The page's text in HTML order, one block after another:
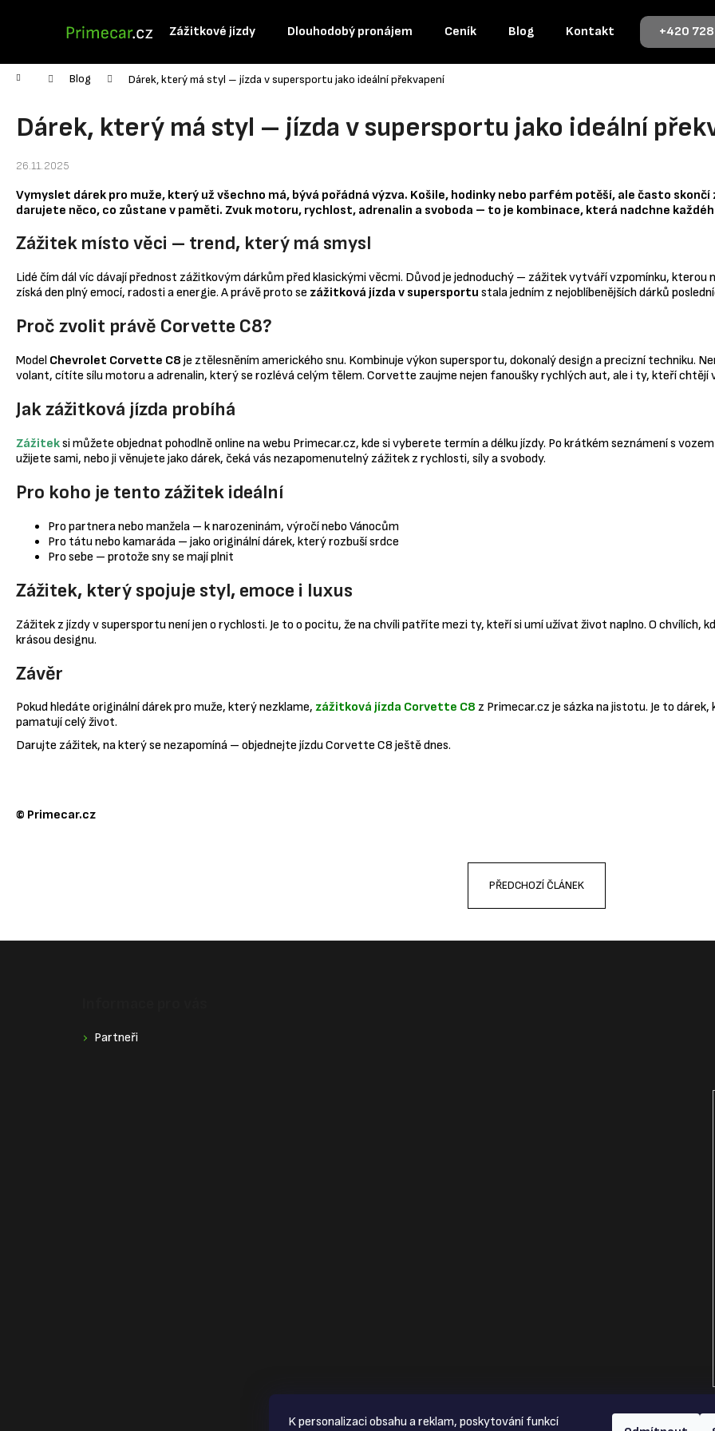
K personalizaci obsahu a reklam, poskytování funkcí
Zážitkové jízdy Dlouhodobý pronájem Ceník Blog Kontakt +420
Domů Blog Dárek, který má styl – jízda v supersportu jako ideální překvapení
Dárek, který má styl – jízda v supersportu jako ideální
26.11.2025
Vymyslet dárek pro muže, který už všechno má, bývá pořádná výzva. Košile, hodinky nebo parfém potěší, ale často
darujete něco, co zůstane v paměti. Zvuk motoru, rychlost, adrenalin a svoboda – to je kombinace, která nadchne
Zážitek místo věci – trend, který má smysl
Lidé čím dál víc dávají přednost zážitkovým dárkům před klasickými věcmi. Důvod je jednoduchý – zážitek vytváří vzpomínku,
získá den plný emocí, radosti a energie. A právě proto se zážitková jízda v supersportu stala jedním z nejoblíbenějších dárků
Proč zvolit právě Corvette C8?
Model Chevrolet Corvette C8 je ztělesněním amerického snu. Kombinuje výkon supersportu, dokonalý design a precizní techniku.
volant, cítíte sílu motoru a adrenalin, který se rozlévá celým tělem. Corvette zaujme nejen fanoušky rychlých aut, ale i ty, kteří chtějí
Jak zážitková jízda probíhá
Zážiteksi můžete objednat pohodlně online na webu Primecar.cz, kde si vyberete termín a délku jízdy. Po krátkém seznámení s
užijete sami, nebo ji věnujete jako dárek, čeká vás nezapomenutelný zážitek z rychlosti, síly a svobody.
Pro koho je tento zážitek ideální
Pro partnera nebo manžela – k narozeninám, výročí nebo Vánocům
Pro tátu nebo kamaráda – jako originální dárek, který rozbuší srdce
Pro sebe – protože sny se mají plnit
Zážitek, který spojuje styl, emoce i luxus
Zážitek z jízdy v supersportu není jen o rychlosti. Je to o pocitu, že na chvíli patříte mezi ty, kteří si umí užívat život naplno. O chvílích,
krásou designu.
Závěr
Pokud hledáte originální dárek pro muže, který nezklame, zážitková jízda Corvette C8 z Primecar.cz je sázka na jistotu. Je to
pamatují celý život.
Darujte zážitek, na který se nezapomíná – objednejte jízdu Corvette C8 ještě dnes.
© Primecar.cz
PŘEDCHOZÍ ČLÁNEK
í
Zpět
do
obchodu
Zpět
do
obchodu
Co potřebujete najít?
HLEDAT
Partneři